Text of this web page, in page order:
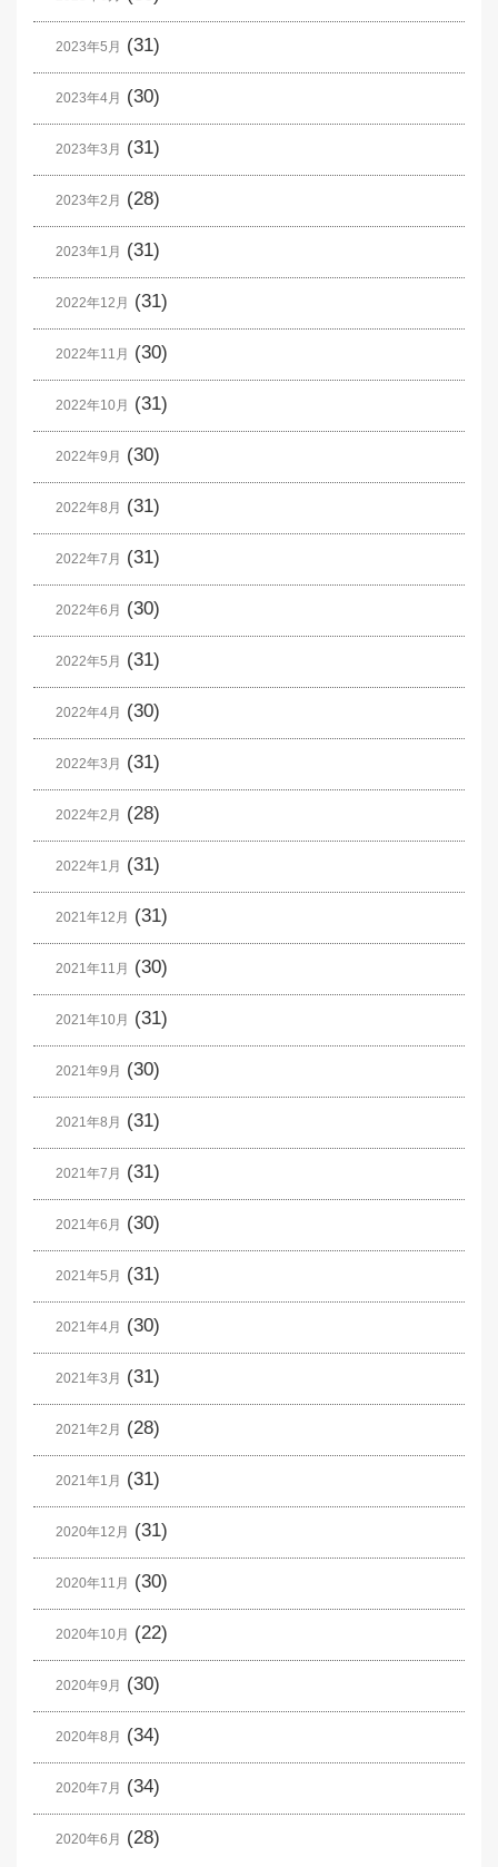
2023年5月 (31)
2023年4月 (30)
2023年3月 (31)
2023年2月 (28)
2023年1月 (31)
2022年12月 (31)
2022年11月 (30)
2022年10月 (31)
2022年9月 (30)
2022年8月 (31)
2022年7月 (31)
2022年6月 (30)
2022年5月 (31)
2022年4月 (30)
2022年3月 (31)
2022年2月 (28)
2022年1月 (31)
2021年12月 (31)
2021年11月 (30)
2021年10月 (31)
2021年9月 (30)
2021年8月 (31)
2021年7月 (31)
2021年6月 (30)
2021年5月 (31)
2021年4月 (30)
2021年3月 (31)
2021年2月 (28)
2021年1月 (31)
2020年12月 (31)
2020年11月 (30)
2020年10月 (22)
2020年9月 (30)
2020年8月 (34)
2020年7月 (34)
2020年6月 (28)